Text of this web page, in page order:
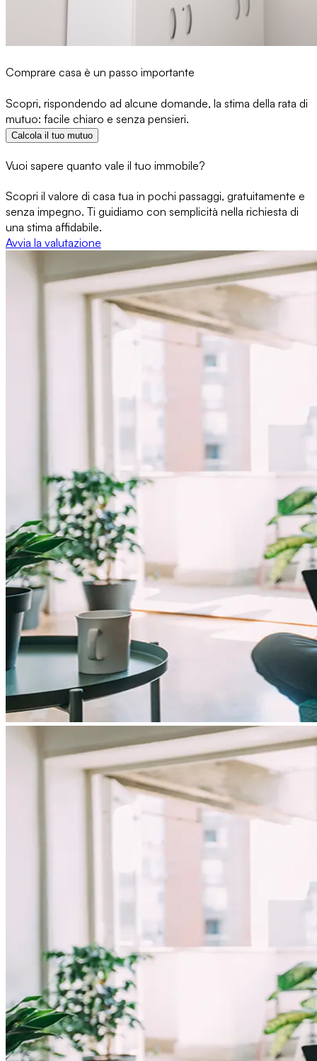
Comprare casa è un passo importante
Scopri, rispondendo ad alcune domande, la stima della rata di
mutuo: facile chiaro e senza pensieri.
Calcola il tuo mutuo
Vuoi sapere quanto vale il tuo immobile?
Scopri il valore di casa tua in pochi passaggi, gratuitamente e
senza impegno. Ti guidiamo con semplicità nella richiesta di
una stima affidabile.
Avvia la valutazione